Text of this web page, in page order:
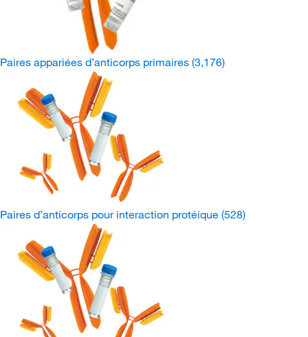
Paires appariées d’anticorps primaires (3,176)
Paires d’anticorps pour interaction protéique (528)